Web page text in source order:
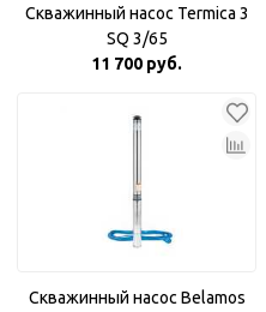
Скважинный насос Termica 3
SQ 3/65
11 700 руб.
Скважинный насос Belamos